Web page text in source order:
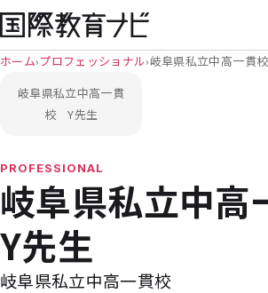
ホーム›プロフェッショナル›岐阜県私立中高一貫
岐阜県私立中高一貫
校 Y先生
PROFESSIONAL
岐阜県私立中
Y先生
岐阜県私立中高一貫校